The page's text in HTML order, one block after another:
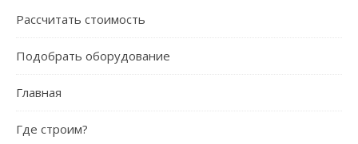
Рассчитать стоимость
Подобрать оборудование
Главная
Где строим?